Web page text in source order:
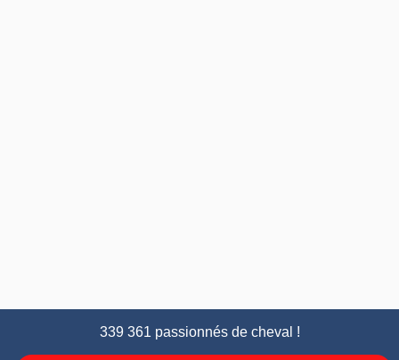
339 361 passionnés de cheval !